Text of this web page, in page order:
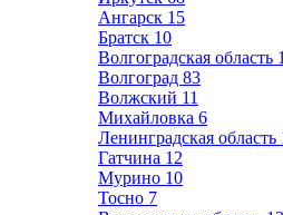
Ангарск 15
Братск 10
Волгоградская область
Волгоград 83
Волжский 11
Михайловка 6
Ленинградская область
Гатчина 12
Мурино 10
Тосно 7